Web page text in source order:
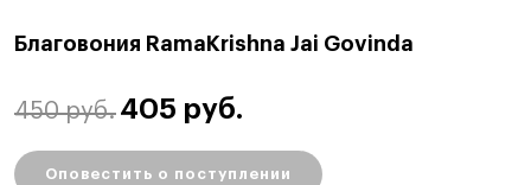
Благовония RamaKrishna Jai Govinda
450 руб. 405 руб.
Оповестить о поступлении